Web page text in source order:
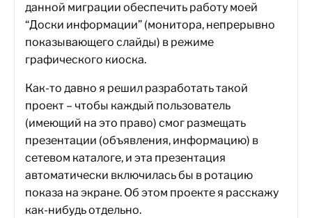
данной миграции обеспечить работу моей
“Доски информации” (монитора, непрерывно
показывающего слайды) в режиме
графического киоска.
Как-то давно я решил разработать такой
проект – чтобы каждый пользователь
(имеющий на это право) смог размещать
презентации (объявления, информацию) в
сетевом каталоге, и эта презентация
автоматически включилась бы в ротацию
показа на экране. Об этом проекте я расскажу
как-нибудь отдельно.